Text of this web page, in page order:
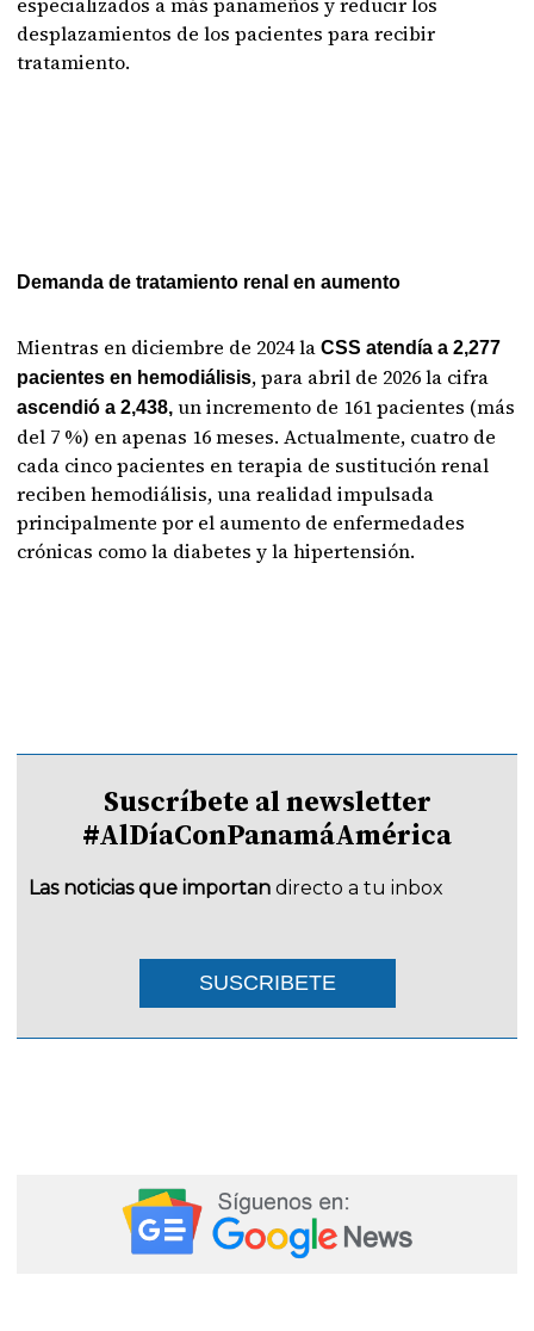
desplazamientos de los pacientes para recibir
tratamiento.
Demanda de tratamiento renal en aumento
Mientras en diciembre de 2024 laCSS atendía a 2,277
pacientes en hemodiálisis, para abril de 2026 la cifra
ascendió a 2,438, un incremento de 161 pacientes (más
del 7 %) en apenas 16 meses. Actualmente, cuatro de
cada cinco pacientes en terapia de sustitución renal
reciben hemodiálisis, una realidad impulsada
principalmente por el aumento de enfermedades
crónicas como la diabetes y la hipertensión.
Suscríbete al newsletter
#AlDíaConPanamáAmérica
Las noticias que importan directo a tu inbox
SUSCRIBETE